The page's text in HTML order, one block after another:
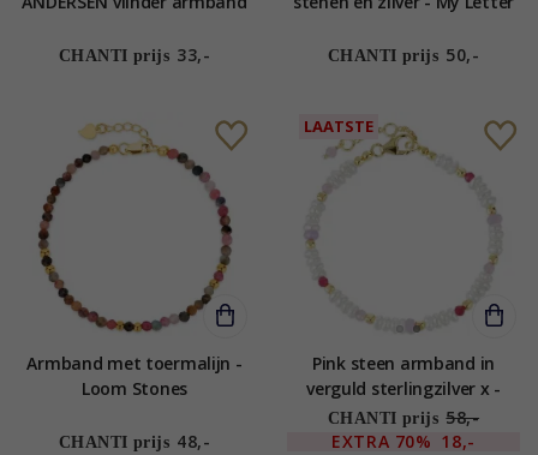
zirkoon
CHANTI prijs 33,- CHANTI prijs 50,-
Armband met toermalijn -
Loom Stones
CHANTI prijs 48,-
LAATSTE
Pink steen armband in
verguld sterlingzilver x -
Loom Stones
CHANTI prijs 58,-
EXTRA 70% 18,-